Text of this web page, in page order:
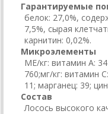
Гарантируемые
белок: 27,0%,
7,5%, сырая
карнитин: 0,02%.
Микроэлементы
МЕ/кг: витамин А:
760;мг/кг: витамин
11; марганец: 39;
Состав
Лосось высокого